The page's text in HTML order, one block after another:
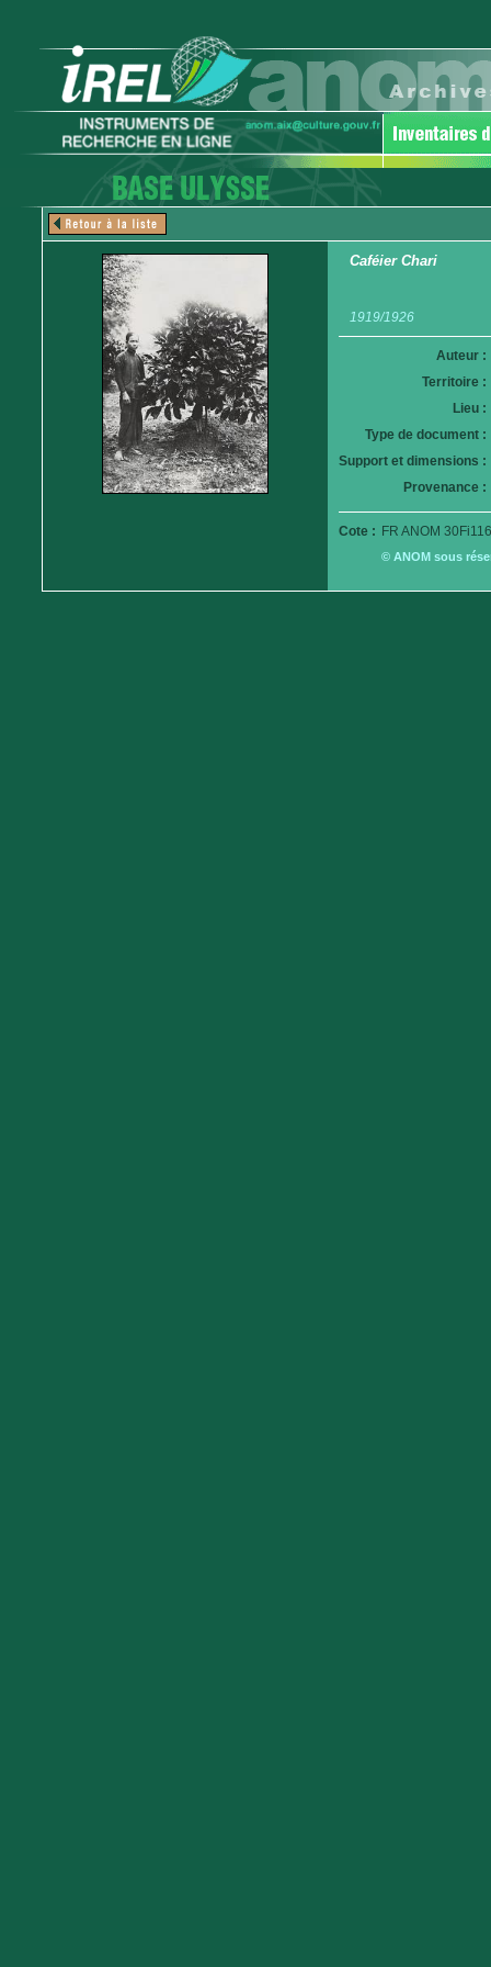
Caféier Chari
1919/1926
Auteur :
Territoire :
Lieu :
Type de document :
Support et dimensions :
Provenance :
Cote : FR ANOM
© ANOM sous